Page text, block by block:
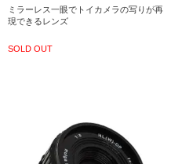
ミラーレス一眼でトイカメラの写りが再
現できるレンズ
SOLD OUT